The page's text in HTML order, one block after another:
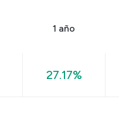
1 año
27.17%